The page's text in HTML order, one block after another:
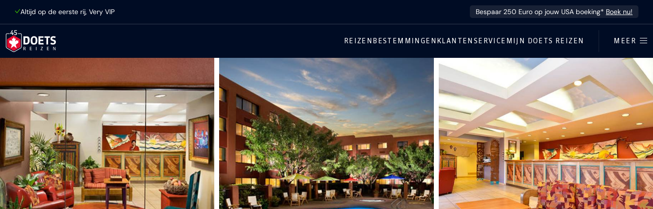
Altijd op de eerste rij, Very VIP Bespaar 250 Euro op jouw USA boeking* Boek nu!
REIZEN BESTEMMINGEN KLANTENSERVICE MIJN DOETS REIZEN MEER